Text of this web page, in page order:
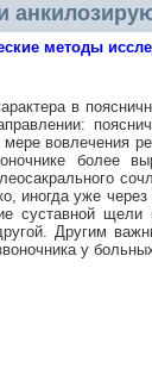
методы
в
вовлечения
более
иногда уже
суставной
Другим
у